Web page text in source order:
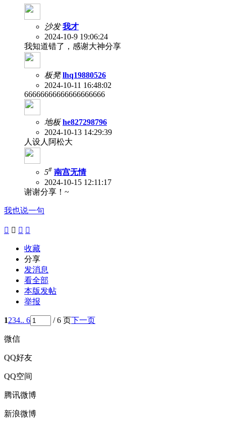
沙发 我才
2024-10-9 19:06:24
我知道错了，感谢大神分享
板凳 lhq19880526
2024-10-11 16:48:02
66666666666666666666
地板 he827298796
2024-10-13 14:29:39
人设人阿松大
5# 南宫无情
2024-10-15 12:11:17
谢谢分享！~
我也说一句
   
收藏
分享
发消息
看全部
本版发帖
举报
1234.. 6 / 6 页下一页
微信
QQ好友
QQ空间
腾讯微博
新浪微博